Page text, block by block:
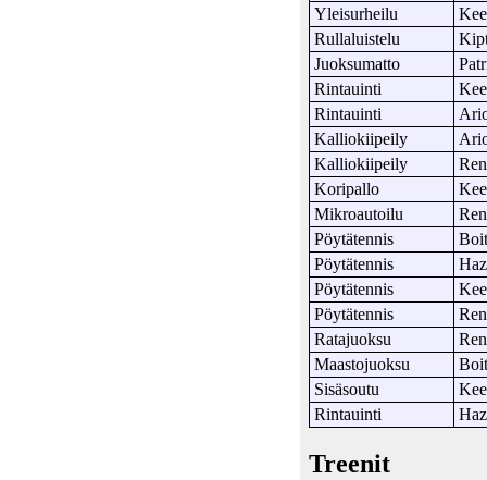
Yleisurheilu
Rullaluistelu
Juoksumatto
Rintauinti
Rintauinti
Kalliokiipeily
Kalliokiipeily
Koripallo
Mikroautoilu
Pöytätennis
Pöytätennis
Pöytätennis
Pöytätennis
Ratajuoksu
Maastojuoksu
Sisäsoutu
Rintauinti
Treenit